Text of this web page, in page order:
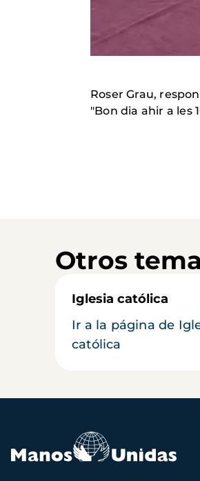
Roser Grau,
"Bon dia ahir a les
Otros
Iglesia católica
Ir a la página de
católica